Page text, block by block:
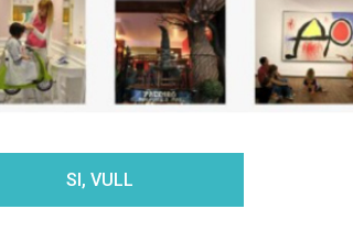
de la vida
més petits de la casa com els
en una experiència
que ve després: passar del
este sitio asumiremos que estás de
acuerdo.
RECHAZAR AJUSTES
SI, VULL